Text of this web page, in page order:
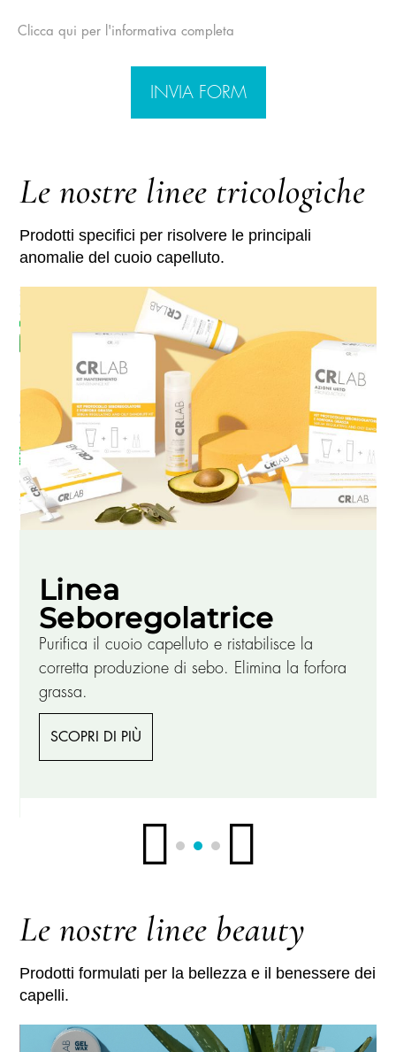
Clicca qui per l'informativa completa
INVIA FORM
Le nostre linee tricologiche
Prodotti specifici per risolvere le principali
anomalie del cuoio capelluto.
Linea
Seboregolatrice
Purifica il cuoio capelluto e ristabilisce la
corretta produzione di sebo. Elimina la forfora
grassa.
SCOPRI DI PIÙ
Le nostre linee beauty
Prodotti formulati per la bellezza e il benessere dei
capelli.